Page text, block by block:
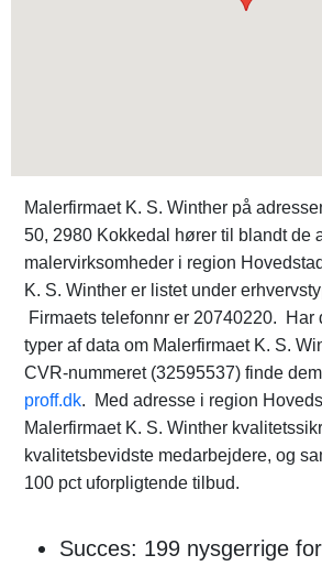
Malerfirmaet K. S. Winther på
50, 2980 Kokkedal hører til blandt de
malervirksomheder i region
K. S. Winther er listet under
Firmaets telefonnr er 20740220. Har
typer af data om Malerfirmaet K. S.
CVR-nummeret (32595537) finde
proff.dk. Med adresse i region
Malerfirmaet K. S. Winther
kvalitetsbevidste medarbejdere, og
100 pct uforpligtende tilbud.
Succes: 199 nysgerrige